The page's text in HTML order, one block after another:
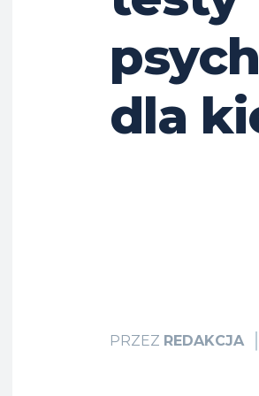
dla
PRZEZ REDAKCJA